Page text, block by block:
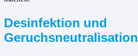
Desinfektion und
Geruchsneutralisation